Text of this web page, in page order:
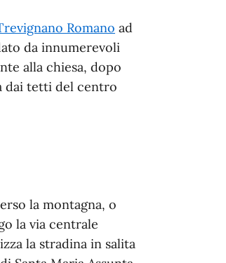
Romano ad
da innumerevoli
alla chiesa, dopo
dai tetti del centro
la montagna, o
la via centrale
la stradina in salita